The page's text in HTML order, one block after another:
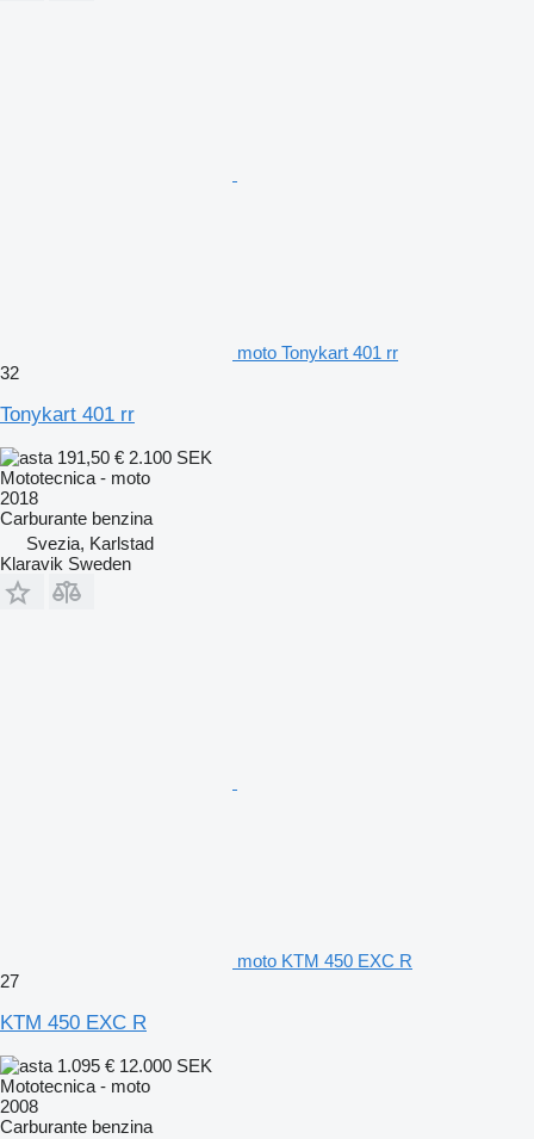
moto Tonykart 401 rr
32
Tonykart 401 rr
191,50 € 2.100 SEK
Mototecnica - moto
2018
Carburante benzina
Svezia, Karlstad
Klaravik Sweden
moto KTM 450 EXC R
27
KTM 450 EXC R
1.095 € 12.000 SEK
Mototecnica - moto
2008
Carburante benzina